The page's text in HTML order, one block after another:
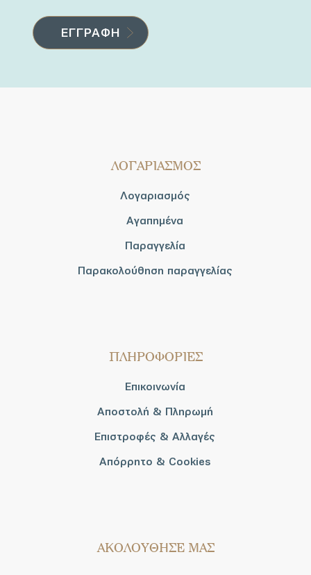
ΛΟΓΑΡΙΑΣΜΟΣ
Λογαριασμός
Αγαπημένα
Παραγγελία
Παρακολούθηση παραγγελίας
ΠΛΗΡΟΦΟΡΙΕΣ
Επικοινωνία
Αποστολή & Πληρωμή
Επιστροφές & Αλλαγές
Απόρρητο & Cookies
AΚΟΛΟΥΘΗΣΕ ΜΑΣ